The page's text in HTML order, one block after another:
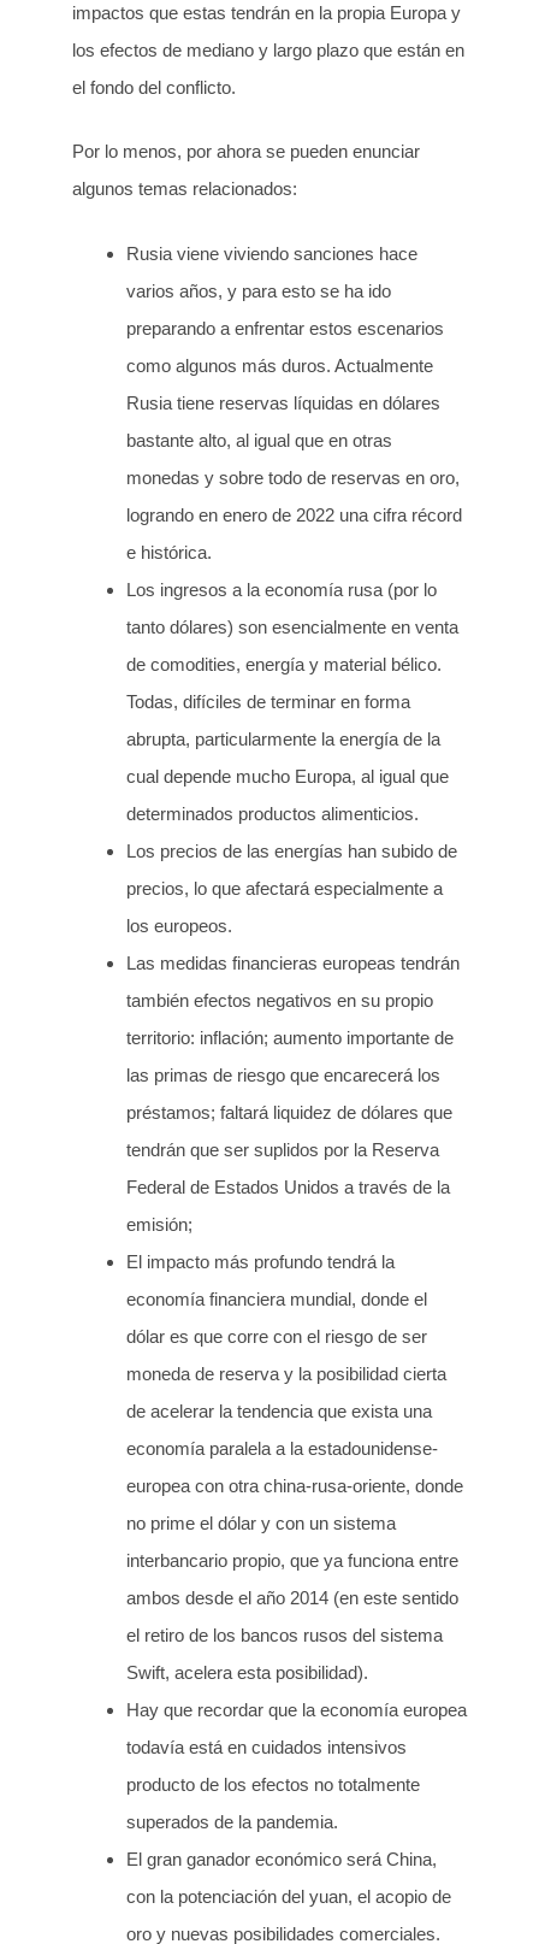
impactos que estas tendrán en la propia Europa y
los efectos de mediano y largo plazo que están en
el fondo del conflicto.
Por lo menos, por ahora se pueden enunciar
algunos temas relacionados:
Rusia viene viviendo sanciones hace
varios años, y para esto se ha ido
preparando a enfrentar estos escenarios
como algunos más duros. Actualmente
Rusia tiene reservas líquidas en dólares
bastante alto, al igual que en otras
monedas y sobre todo de reservas en oro,
logrando en enero de 2022 una cifra récord
e histórica.
Los ingresos a la economía rusa (por lo
tanto dólares) son esencialmente en venta
de comodities, energía y material bélico.
Todas, difíciles de terminar en forma
abrupta, particularmente la energía de la
cual depende mucho Europa, al igual que
determinados productos alimenticios.
Los precios de las energías han subido de
precios, lo que afectará especialmente a
los europeos.
Las medidas financieras europeas tendrán
también efectos negativos en su propio
territorio: inflación; aumento importante de
las primas de riesgo que encarecerá los
préstamos; faltará liquidez de dólares que
tendrán que ser suplidos por la Reserva
Federal de Estados Unidos a través de la
emisión;
El impacto más profundo tendrá la
economía financiera mundial, donde el
dólar es que corre con el riesgo de ser
moneda de reserva y la posibilidad cierta
de acelerar la tendencia que exista una
economía paralela a la estadounidense-
europea con otra china-rusa-oriente, donde
no prime el dólar y con un sistema
interbancario propio, que ya funciona entre
ambos desde el año 2014 (en este sentido
el retiro de los bancos rusos del sistema
Swift, acelera esta posibilidad).
Hay que recordar que la economía europea
todavía está en cuidados intensivos
producto de los efectos no totalmente
superados de la pandemia.
El gran ganador económico será China,
con la potenciación del yuan, el acopio de
oro y nuevas posibilidades comerciales.